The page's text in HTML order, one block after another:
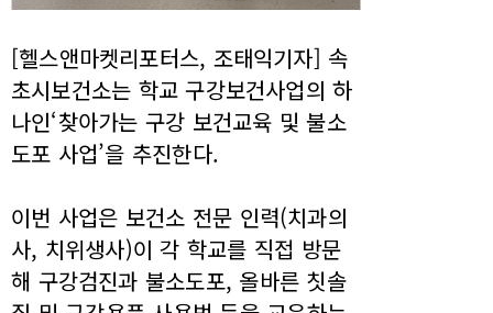
[헬스앤마켓리포터스, 조태익기자] 속
초시보건소는 학교 구강보건사업의 하
나인‘찾아가는 구강 보건교육 및 불소
도포 사업’을 추진한다.
이번 사업은 보건소 전문 인력(치과의
사, 치위생사)이 각 학교를 직접 방문
해 구강검진과 불소도포, 올바른 칫솔